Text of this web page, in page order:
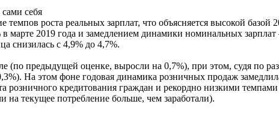
себя
роста реальных зарплат, что объясняется высокой базой
марте 2019 года и замедлением динамики номинальных
снизилась с 4,9% до 4,7%.
предыдущей оценке, выросли на 0,7%), при этом, судя по
На этом фоне годовая динамика розничных продаж
кредитования граждан и рекордно низкими
текущее потребление больше, чем заработали).